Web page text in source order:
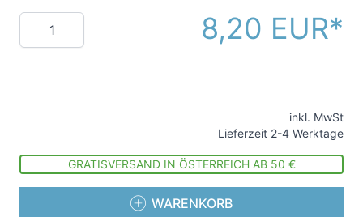
Menge 8,20 EUR
inkl. MwSt
Lieferzeit 2-4 Werktage
GRATISVERSAND IN ÖSTERREICH AB 50 €
WARENKORB